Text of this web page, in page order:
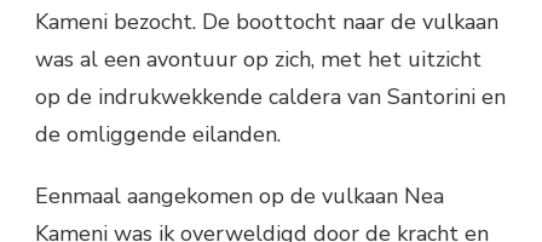
Kameni bezocht. De boottocht naar de vulkaan
was al een avontuur op zich, met het uitzicht
op de indrukwekkende caldera van Santorini en
de omliggende eilanden.
Eenmaal aangekomen op de vulkaan Nea
Kameni was ik overweldigd door de kracht en